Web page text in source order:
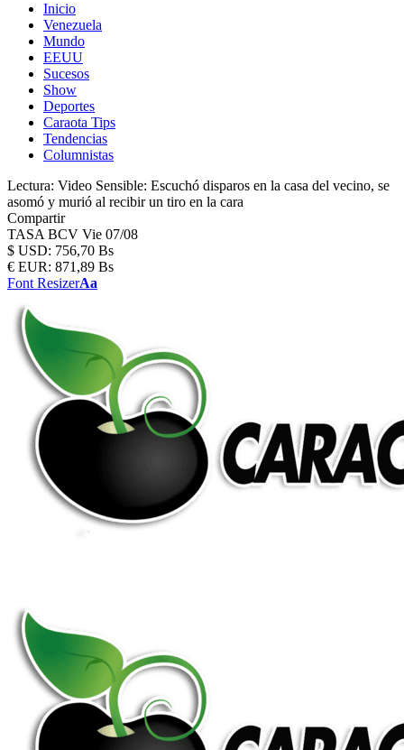
Inicio
Venezuela
Mundo
EEUU
Sucesos
Show
Deportes
Caraota Tips
Tendencias
Columnistas
Lectura: Video Sensible: Escuchó disparos en la casa del vecino, se
asomó y murió al recibir un tiro en la cara
Compartir
TASA BCV Vie 07/08
$ USD: 756,70 Bs
€ EUR: 871,89 Bs
Font ResizerAa